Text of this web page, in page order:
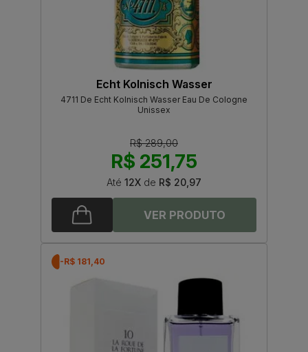
Echt Kolnisch Wasser
4711 De Echt Kolnisch Wasser Eau De Cologne
Unissex
R$ 289,00
R$ 251,75
Até 12X de R$ 20,97
-R$ 181,40